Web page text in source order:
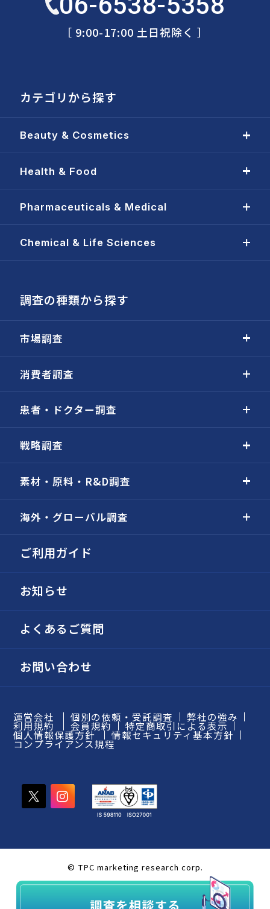
［ 9:00-17:00 土日祝除く ］
カテゴリから探す
Beauty & Cosmetics
Health & Food
Pharmaceuticals & Medical
Chemical & Life Sciences
調査の種類から探す
市場調査
消費者調査
患者・ドクター調査
戦略調査
素材・原料・R&D調査
海外・グローバル調査
ご利用ガイド
お知らせ
よくあるご質問
お問い合わせ
運営会社 個別の依頼・受託調査 弊社の強み
利用規約 会員規約 特定商取引による表示
個人情報保護方針 情報セキュリティ基本方針
コンプライアンス規程
© TPC marketing research corp.